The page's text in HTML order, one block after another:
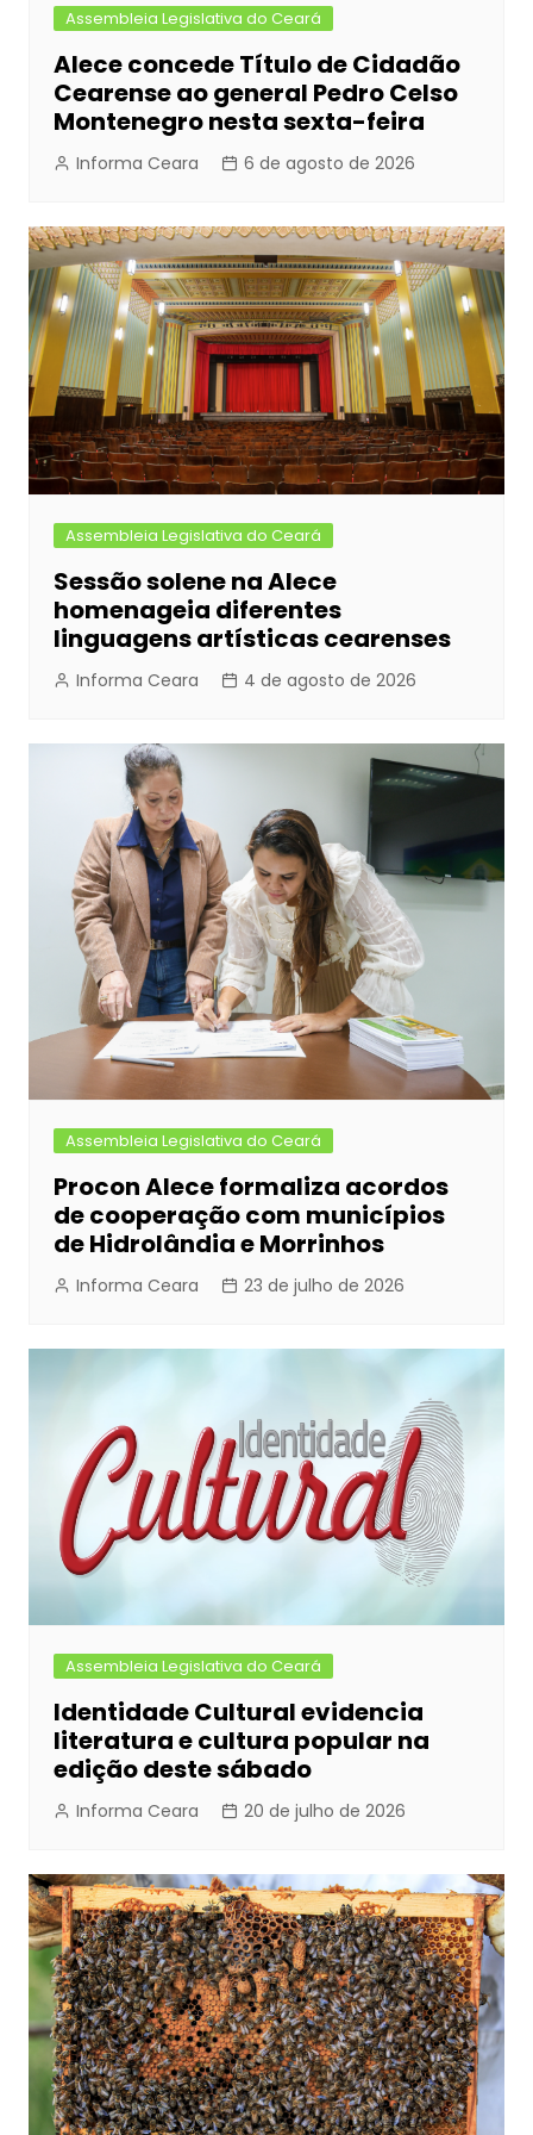
Assembleia Legislativa do Ceará
Alece concede Título de Cidadão
Cearense ao general Pedro Celso
Montenegro nesta sexta-feira
Informa Ceara 6 de agosto de 2026
Assembleia Legislativa do Ceará
Sessão solene na Alece
homenageia diferentes
linguagens artísticas cearenses
Informa Ceara 4 de agosto de 2026
Assembleia Legislativa do Ceará
Procon Alece formaliza acordos
de cooperação com municípios
de Hidrolândia e Morrinhos
Informa Ceara 23 de julho de 2026
Assembleia Legislativa do Ceará
Identidade Cultural evidencia
literatura e cultura popular na
edição deste sábado
Informa Ceara 20 de julho de 2026